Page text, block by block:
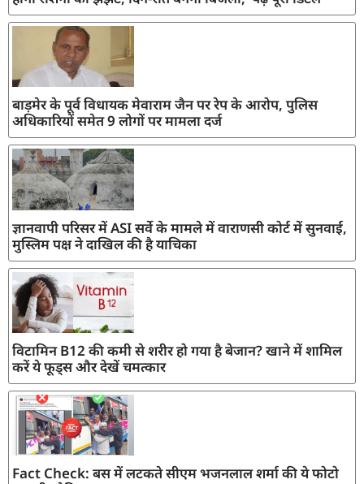
बाड़मेर के पूर्व विधायक मेवाराम जैन पर रेप के आरोप, पुलिस
अधिकारियों समेत 9 लोगों पर मामला दर्ज
ज्ञानवापी परिसर में ASI सर्वे के मामले में वाराणसी कोर्ट में सुनवाई,
मुस्लिम पक्ष ने दाखिल की है याचिका
विटामिन B12 की कमी से शरीर हो गया है बेजान? खाने में शामिल
करें ये फूड्स और देखें चमत्कार
Fact Check: बस में लटकते सीएम भजनलाल शर्मा की ये फोटो